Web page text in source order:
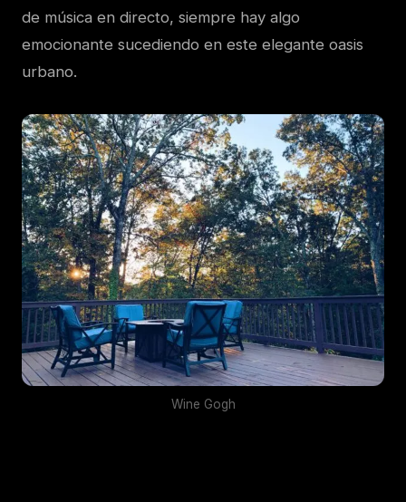
de música en directo, siempre hay algo
emocionante sucediendo en este elegante oasis
urbano.
Wine Gogh